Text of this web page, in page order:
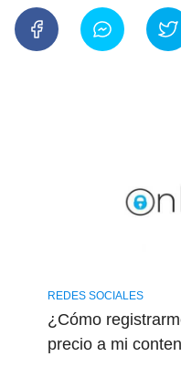
REDES SOCIALES
¿Cómo
precio a mi